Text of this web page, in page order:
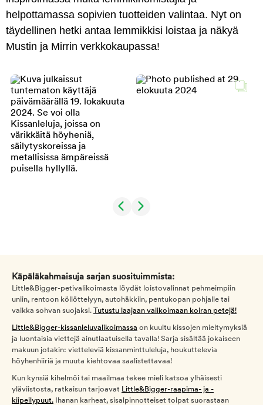
helpottamassa sopivien tuotteiden valintaa. Nyt on
täydellinen hetki antaa lemmikkisi loistaa ja näkyä
Mustin ja Mirrin verkkokaupassa!
Käpäläkahmaisuja sarjan suosituimmista:
Little&Bigger-petivalikoimasta löydät loistovalinnat pehmeimpiin
uniin, rentoon köllöttelyyn, autohäkkiin, pentukopan pohjalle tai
vaikka sohvan suojaksi. Tutustu laajaan valikoimaan koiran petejä!
Little&Bigger-kissanleluvalikoimassa on kuultu kissojen mieltymyksiä
ja luontaisia viettejä ainutlaatuisella tavalla! Sarja sisältää jokaiseen
makuun jotakin: vietteleviä kissanminttuleluja, houkuttelevia
höyhenhiiriä ja muuta kiehtovaa saalistettavaa!
Kun kynsiä kihelmöi tai maailmaa tekee mieli katsoa ylhäisesti
yläviistosta, ratkaisun tarjoavat Little&Bigger-raapima- ja -
kiipeilypuut. Ihanan karheat, sisalpinnotteiset tolpat suorastaan